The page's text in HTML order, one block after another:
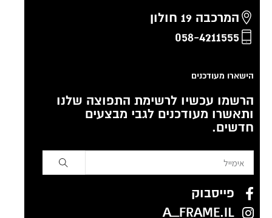
המרכבה 19 חולון
058-4211555
הישארו מעודכנים
הרשמו עכשיו לרשימת התפוצה שלנו
ותאשרו מעודכנים לגבי מבצעים
חדשים.
פייסבוק
A_FRAME.IL